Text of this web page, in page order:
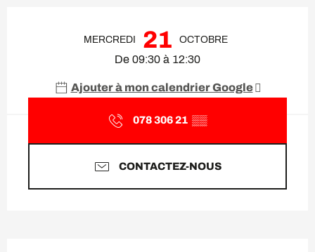
MERCREDI 21 OCTOBRE
De 09:30 à 12:30
Ajouter à mon calendrier Google
078 306 21 ▒▒
CONTACTEZ-NOUS